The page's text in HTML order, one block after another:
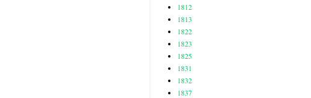
1812
1813
1822
1823
1825
1831
1832
1837